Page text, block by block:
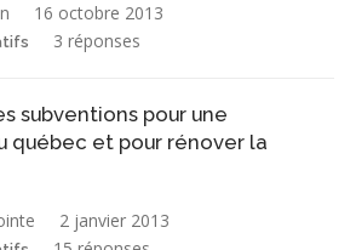
16 octobre 2013
3 réponses
subventions pour une
québec et pour rénover la
2 janvier 2013